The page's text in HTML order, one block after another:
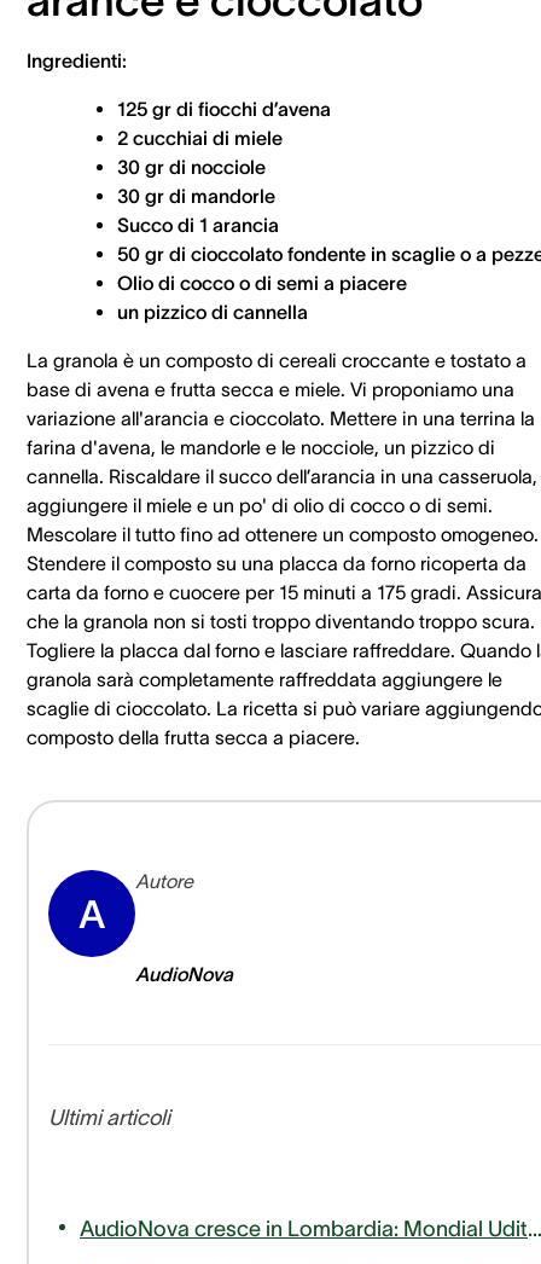
Ingredienti:
125 gr di fiocchi d’avena
2 cucchiai di miele
30 gr di nocciole
30 gr di mandorle
Succo di 1 arancia
50 gr di cioccolato fondente in scaglie o a
Olio di cocco o di semi a piacere
un pizzico di cannella
La granola è un composto di cereali croccante e tostato a
base di avena e frutta secca e miele. Vi proponiamo una
variazione all'arancia e cioccolato. Mettere in una terrina la
farina d'avena, le mandorle e le nocciole, un pizzico di
cannella. Riscaldare il succo dell’arancia in una casseruola,
aggiungere il miele e un po' di olio di cocco o di semi.
Mescolare il tutto fino ad ottenere un composto omogeneo.
Stendere il composto su una placca da forno ricoperta da
carta da forno e cuocere per 15 minuti a 175 gradi.
che la granola non si tosti troppo diventando troppo scura.
Togliere la placca dal forno e lasciare raffreddare. Quando
granola sarà completamente raffreddata aggiungere le
scaglie di cioccolato. La ricetta si può variare
composto della frutta secca a piacere.
A
Autore
AudioNova
Ultimi articoli
AudioNova cresce in Lombardia: Mondial Udito entra a far parte del nostro gruppo!